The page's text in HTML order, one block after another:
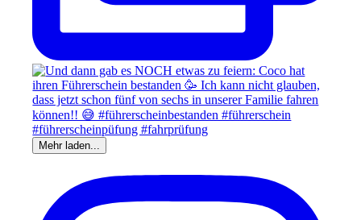
Mehr laden...